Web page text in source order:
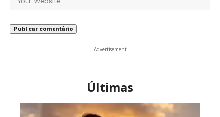
- Advertisement -
Últimas